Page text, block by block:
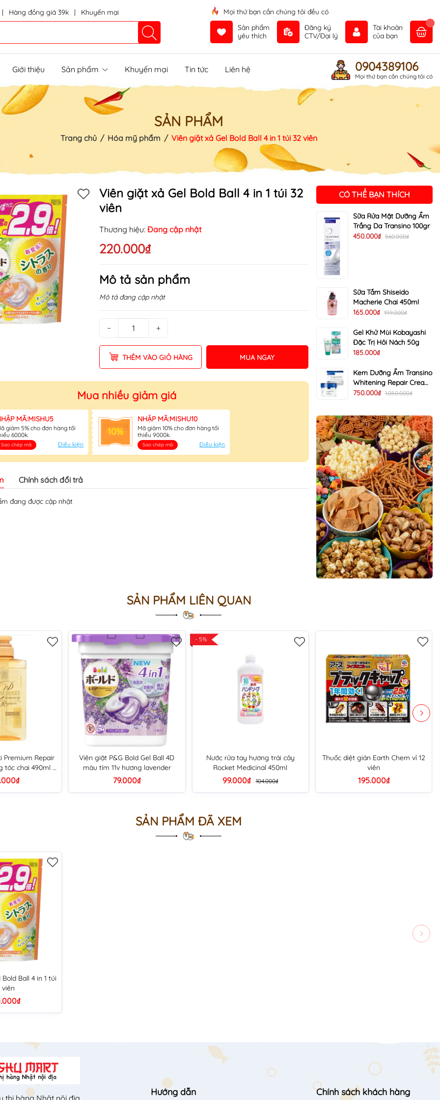
| Hàng đồng giá 39k | Khuyến mại
Mọi thứ bạn cần chúng tôi đều có
Sản phẩm
yêu thích
Đăng ký
CTV/Đại lý
Tài khoản
của bạn
Giới thiệu Sản phẩm Khuyến mại Tin tức Liên hệ 0904389106
Mọi thứ bạn cần chúng tôi có
SẢN PHẨM
Trang chủ / Hóa mỹ phẩm / Viên giặt xả Gel Bold Ball 4 in 1 túi 32 viên
Viên giặt xả Gel Bold Ball 4 in 1 túi 32
viên
Thương hiệu: Đang cập nhật
220.000₫
Mô tả sản phẩm
Mô tả đang cập nhật
− +
THÊM VÀO GIỎ HÀNG MUA NGAY
Mua nhiều giảm giá
MÃ:MISHU5
giảm 5% cho đơn hàng tối
6000k.
Sao chép mã Điều kiện
10%
NHẬP MÃ:MISHU10
Mã giảm 10% cho đơn hàng tối
thiểu 9000k.
Sao chép mã Điều kiện
Mã khuyến mãi:
Chính sách đổi trả
đang được cập nhật
CÓ THỂ BẠN THÍCH
Sữa Rửa Mặt Dưỡng Ẩm
Trắng Da Transino 100gr
450.000₫ 560.000₫
Sữa Tắm Shiseido
Macherie Chai 450ml
165.000₫ 199.000₫
Gel Khử Mùi Kobayashi
Đặc Trị Hôi Nách 50g
185.000₫
Kem Dưỡng Ẩm Transino
Whitening Repair Cream
EX Trị Nám Trắng Da 35g
750.000₫ 1.050.000₫
SẢN PHẨM LIÊN QUAN
Premium Repair
tóc chai 490ml -
vàng
Viên giặt P&G Bold Gel Ball 4D
màu tím 11v hương lavender
79.000₫
- 5%
Nước rửa tay hương trái cây
Rocket Medicinal 450ml
99.000₫ 104.000₫
Thuốc diệt gián Earth Chem vỉ 12
viên
195.000₫
SẢN PHẨM ĐÃ XEM
Ball 4 in 1 túi
viên
thị hàng Nhật nội địa
Hướng dẫn Chính sách khách hàng